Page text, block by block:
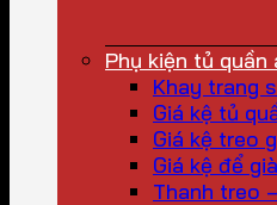
Phụ kiện tủ quần
Khay trang
Giá kệ tủ
Giá kệ treo
Giá kệ để
Thanh treo